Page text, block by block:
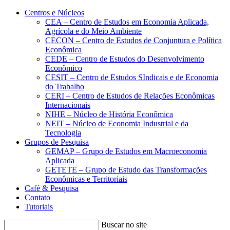
Conteúdo principal Menu principal
Centros e Núcleos
CEA – Centro de Estudos em Economia Aplicada,
Agrícola e do Meio Ambiente
CECON – Centro de Estudos de Conjuntura e Política
Econômica
CEDE – Centro de Estudos do Desenvolvimento
Econômico
CESIT – Centro de Estudos SIndicais e de Economia
do Trabalho
CERI – Centro de Estudos de Relações Econômicas
Internacionais
NIHE – Núcleo de História Econômica
NEIT – Núcleo de Economia Industrial e da
Tecnologia
Grupos de Pesquisa
GEMAP – Grupo de Estudos em Macroeconomia
Aplicada
GETETE – Grupo de Estudo das Transformações
Econômicas e Territoriais
Café & Pesquisa
Contato
Tutoriais
Buscar no site